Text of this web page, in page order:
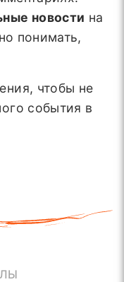
новости на
понимать,
чтобы не
события в